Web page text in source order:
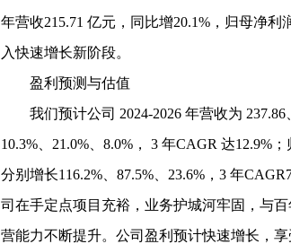
年营收215.71 亿元，同比增20.1%，归母净
入快速增长新阶段。
盈利预测与估值
我们预计公司 2024-2026 年营收为 237.86
10.3%、21.0%、8.0%， 3 年CAGR 达12.9%
分别增长116.2%、87.5%、23.6%，3 年
司在手定点项目充裕，业务护城河牢固，与
营能力不断提升。公司盈利预计快速增长，享